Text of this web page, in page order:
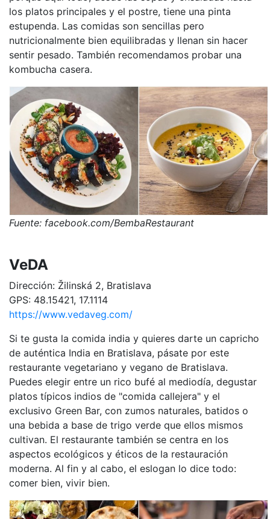
los platos principales y el postre, tiene una pinta
estupenda. Las comidas son sencillas pero
nutricionalmente bien equilibradas y llenan sin hacer
sentir pesado. También recomendamos probar una
kombucha casera.
Fuente: facebook.com/BembaRestaurant
VeDA
Dirección: Žilinská 2, Bratislava
GPS: 48.15421, 17.1114
https://www.vedaveg.com/
Si te gusta la comida india y quieres darte un capricho
de auténtica India en Bratislava, pásate por este
restaurante vegetariano y vegano de Bratislava.
Puedes elegir entre un rico bufé al mediodía, degustar
platos típicos indios de "comida callejera" y el
exclusivo Green Bar, con zumos naturales, batidos o
una bebida a base de trigo verde que ellos mismos
cultivan. El restaurante también se centra en los
aspectos ecológicos y éticos de la restauración
moderna. Al fin y al cabo, el eslogan lo dice todo:
comer bien, vivir bien.